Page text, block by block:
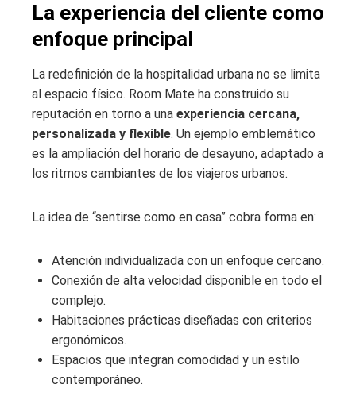
La experiencia del cliente como
enfoque principal
La redefinición de la hospitalidad urbana no se limita
al espacio físico. Room Mate ha construido su
reputación en torno a una experiencia cercana,
personalizada y flexible. Un ejemplo emblemático
es la ampliación del horario de desayuno, adaptado a
los ritmos cambiantes de los viajeros urbanos.
La idea de “sentirse como en casa” cobra forma en:
Atención individualizada con un enfoque cercano.
Conexión de alta velocidad disponible en todo el
complejo.
Habitaciones prácticas diseñadas con criterios
ergonómicos.
Espacios que integran comodidad y un estilo
contemporáneo.